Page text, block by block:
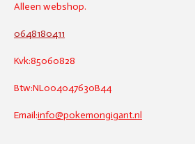
Alleen webshop.
0648180411
Kvk:85060828
Btw:NL004047630B44
Email:info@pokemongigant.nl